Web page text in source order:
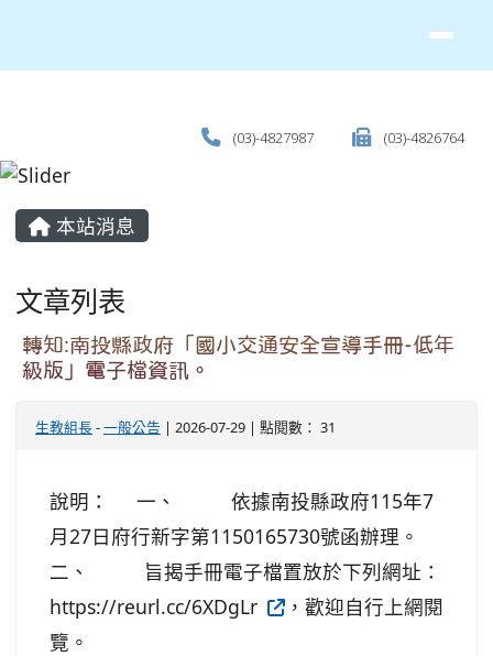
(03)-4827987 (03)-4826764
主內容區域
本站消息
文章列表
轉知:南投縣政府「國小交通安全宣導手冊-低年
級版」電子檔資訊。
生教組長-一般公告 | 2026-07-29 | 點閱數： 31
說明： 一、 依據南投縣政府115年7
月27日府行新字第1150165730號函辦理。
二、 旨揭手冊電子檔置放於下列網址：
https://reurl.cc/6XDgLr
，歡迎自行上網閱
覽。